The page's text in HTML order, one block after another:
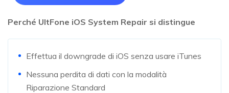
Perché UltFone iOS System Repair si distingue
Effettua il downgrade di iOS senza usare iTunes
Nessuna perdita di dati con la modalità
Riparazione Standard